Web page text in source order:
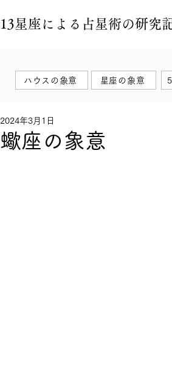
13星座による占星術の研究
ハウスの象意 星座の象意
蠍座の象意
2024年3月1日